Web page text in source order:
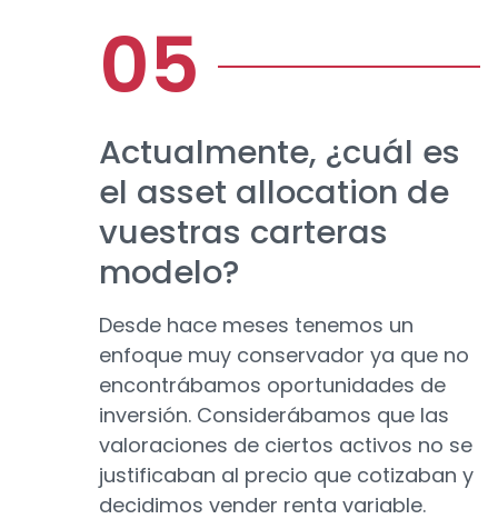
Actualmente, ¿cuál es
el asset allocation de
vuestras carteras
modelo?
Desde hace meses tenemos un
enfoque muy conservador ya que no
encontrábamos oportunidades de
inversión. Considerábamos que las
valoraciones de ciertos activos no se
justificaban al precio que cotizaban y
decidimos vender renta variable.